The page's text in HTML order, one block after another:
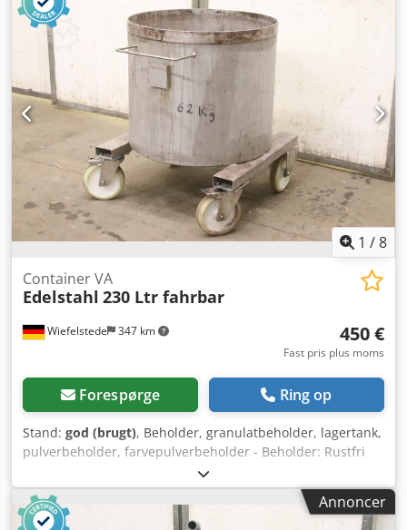
1 /8
Wiefelstede 347 km
Container VA
Edelstahl 230 Ltr fahrbar
450 €
Fast pris plus moms
Forespørge Ring op
Stand: god (brugt), Beholder, granulatbeholder, lagertank,
pulverbeholder, farvepulverbeholder - Beholder: Rustfri
ståltank med styrehjul - Kapacitet: ca. 230 liter Dkodpfx
Ajvpdrdjkmer - Antal: 2 beholdere til rådighed - Pris: pr.
stk. - Dimensioner: 750/700/H890 mm - Vægt: 62 kg/stk.
Annoncer